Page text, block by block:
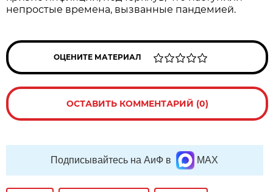
непростые времена, вызванные пандемией.
ОЦЕНИТЕ МАТЕРИАЛ
ОСТАВИТЬ КОММЕНТАРИЙ (0)
Подписывайтесь на АиФ в MAX